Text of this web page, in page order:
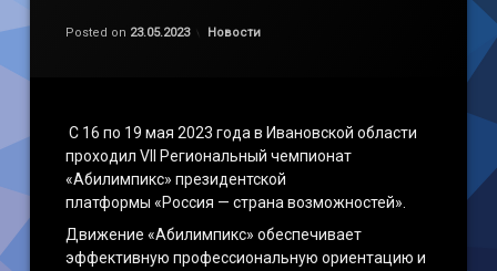
Posted on 23.05.2023
Обновлено на
by
Категории:
Новости
C 16 по 19 мая 2023 года в Ивановской области
проходил VII Региональный чемпионат
«Абилимпикс» президентской
платформы «Россия — страна возможностей».
Движение «Абилимпикс» обеспечивает
эффективную профессиональную ориентацию и